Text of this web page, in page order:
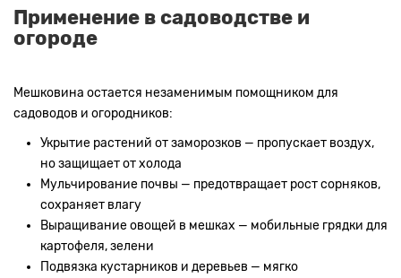
Применение в садоводстве и
огороде
Мешковина остается незаменимым помощником для
садоводов и огородников:
Укрытие растений от заморозков — пропускает воздух,
но защищает от холода
Мульчирование почвы — предотвращает рост сорняков,
сохраняет влагу
Выращивание овощей в мешках — мобильные грядки для
картофеля, зелени
Подвязка кустарников и деревьев — мягко